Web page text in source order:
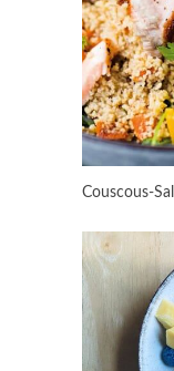
Couscous-